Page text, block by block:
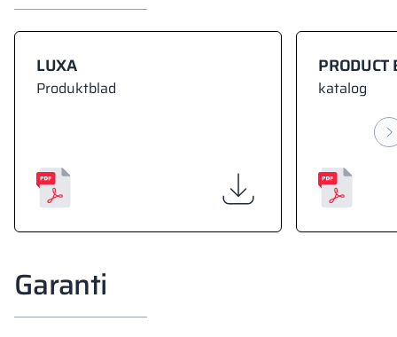
LUXA
Produktblad
PRODUCT
katalog
Garanti